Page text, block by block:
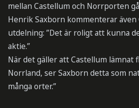
mellan Castellum och Norrporten
Henrik Saxborn kommenterar även
utdelning: ”Det är roligt att kunna
aktie.”
När det gäller att Castellum lämnat
Norrland, ser Saxborn detta som
många orter.”